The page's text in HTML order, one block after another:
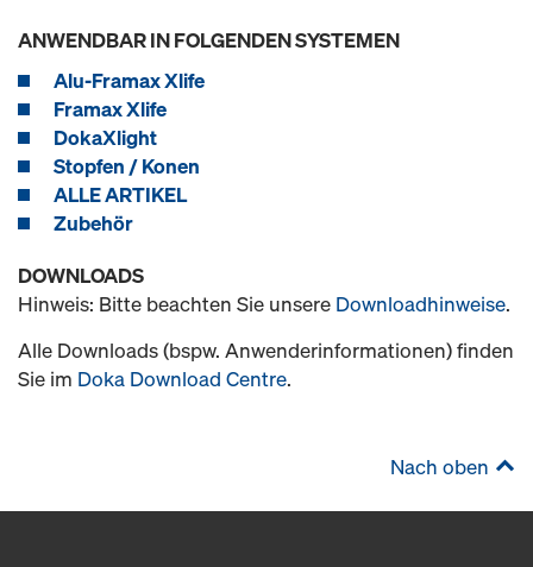
ANWENDBAR IN FOLGENDEN SYSTEMEN
Alu-Framax Xlife
Framax Xlife
DokaXlight
Stopfen / Konen
ALLE ARTIKEL
Zubehör
DOWNLOADS
Hinweis: Bitte beachten Sie unsere Downloadhinweise.
Alle Downloads (bspw. Anwenderinformationen) finden
Sie im Doka Download Centre.
Nach oben